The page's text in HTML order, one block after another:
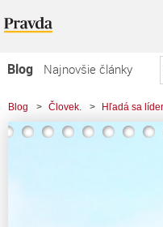
Blog
Najnovšie články
Najčítanejšie články
Najkomentovanejšie články
Blog > Človek. > Hľadá sa